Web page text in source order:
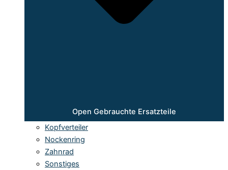
Open Gebrauchte Ersatzteile
Kopfverteiler
Nockenring
Zahnrad
Sonstiges